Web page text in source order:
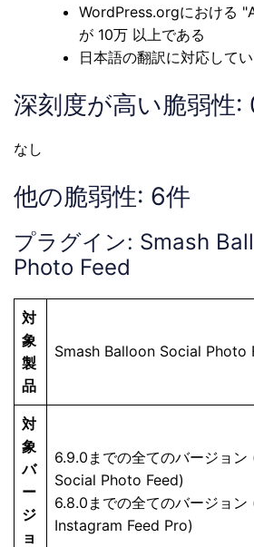
WordPress.orgにおける
が 10万 以上である
日本語の翻訳に対応して
深刻度が高い脆弱性:
なし
他の脆弱性: 6件
プラグイン: Smash
Photo Feed
対
象
製
品
Smash Balloon Social Photo
対
象
バ
ー
ジ
ョ
6.9.0までの全てのバージョ
Social Photo Feed)
6.8.0までの全てのバージョ
Instagram Feed Pro)